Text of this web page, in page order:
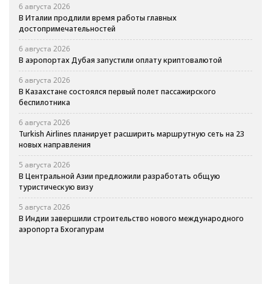
6 августа 2026
В Италии продлили время работы главных
достопримечательностей
6 августа 2026
В аэропортах Дубая запустили оплату криптовалютой
6 августа 2026
В Казахстане состоялся первый полет пассажирского
беспилотника
6 августа 2026
Turkish Airlines планирует расширить маршрутную сеть на 23
новых направления
5 августа 2026
В Центральной Азии предложили разработать общую
туристическую визу
5 августа 2026
В Индии завершили строительство нового международного
аэропорта Бхогапурам